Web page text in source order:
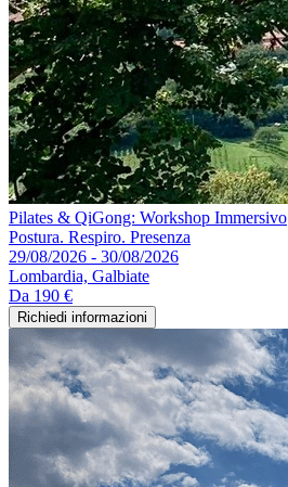
Pilates & QiGong: Workshop Immersivo
Postura. Respiro. Presenza
29/08/2026 - 30/08/2026
Lombardia, Galbiate
Da 190 €
Richiedi informazioni